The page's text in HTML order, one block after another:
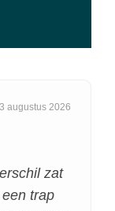
3 augustus 2026
zat
trap